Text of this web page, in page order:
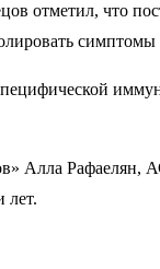
отметил, что
Алла
лет.